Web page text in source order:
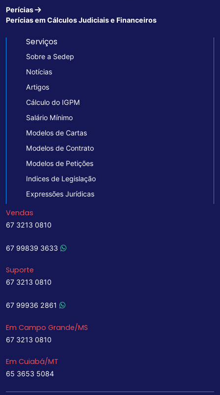
Perícias
Perícias em Cálculos Judiciais e Financeiros
Serviços
Sobre a Sedep
Notícias
Artigos
Cálculo do IGPM
Salário Mínimo
Modelos de Cartas
Modelos de Contrato
Modelos de Petições
Indices de Legislação
Expressões Jurídicas
Vendas
67 3213 0810
67 99839 3633
Suporte
67 3213 0810
67 99936 2861
Em Campo Grande/MS
67 3213 0810
Em Cuiabá/MT
65 3653 5084